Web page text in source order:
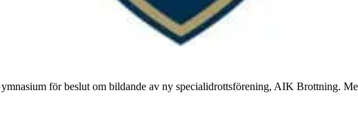
för beslut om bildande av ny specialidrottsförening, AIK Brottning.